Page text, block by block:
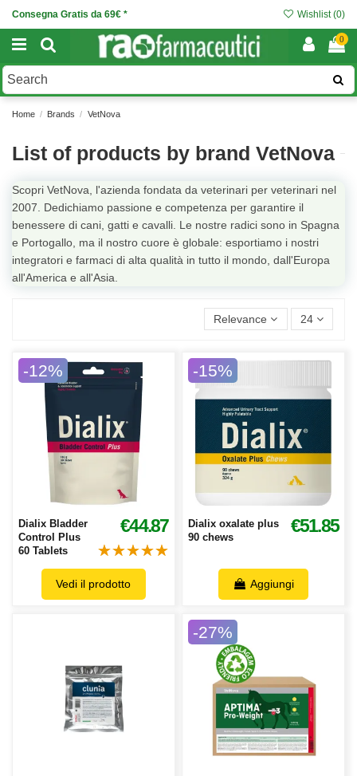
Consegna Gratis da 69€ * Wishlist (0)
0
Home Brands VetNova
List of products by brand VetNova
Scopri VetNova, l'azienda fondata da veterinari per veterinari nel
2007. Dedichiamo passione e competenza per garantire il
benessere di cani, gatti e cavalli. Le nostre radici sono in Spagna
e Portogallo, ma il nostro cuore è globale: esportiamo i nostri
integratori e farmaci di alta qualità in tutto il mondo, dall'Europa
all'America e all'Asia.
Relevance 24
-12%
Dialix Bladder
Control Plus
60 Tablets
€44.87
Vedi il prodotto
-15%
Dialix oxalate plus
90 chews
€51.85
Aggiungi
-27%